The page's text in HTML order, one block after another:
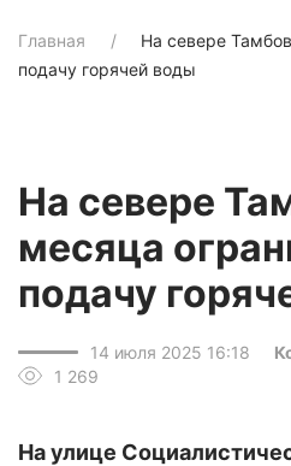
Главная
На севере
подачу горячей воды
На севере
месяца
подачу
14 июля 2025 16:18
1 269
На улице